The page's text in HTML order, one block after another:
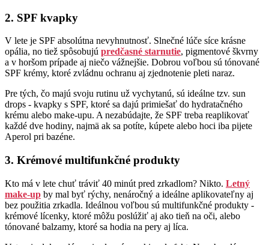
2. SPF kvapky
V lete je SPF absolútna nevyhnutnosť. Slnečné lúče síce krásne
opália, no tiež spôsobujú predčasné starnutie, pigmentové škvrny
a v horšom prípade aj niečo vážnejšie. Dobrou voľbou sú tónované
SPF krémy, ktoré zvládnu ochranu aj zjednotenie pleti naraz.
Pre tých, čo majú svoju rutinu už vychytanú, sú ideálne tzv. sun
drops - kvapky s SPF, ktoré sa dajú primiešať do hydratačného
krému alebo make-upu. A nezabúdajte, že SPF treba reaplikovať
každé dve hodiny, najmä ak sa potíte, kúpete alebo hoci iba pijete
Aperol pri bazéne.
3. Krémové multifunkčné produkty
Kto má v lete chuť tráviť 40 minút pred zrkadlom? Nikto. Letný
make-up by mal byť rýchy, nenáročný a ideálne aplikovateľny aj
bez použitia zrkadla. Ideálnou voľbou sú multifunkčné produkty -
krémové lícenky, ktoré môžu poslúžiť aj ako tieň na oči, alebo
tónované balzamy, ktoré sa hodia na pery aj líca.